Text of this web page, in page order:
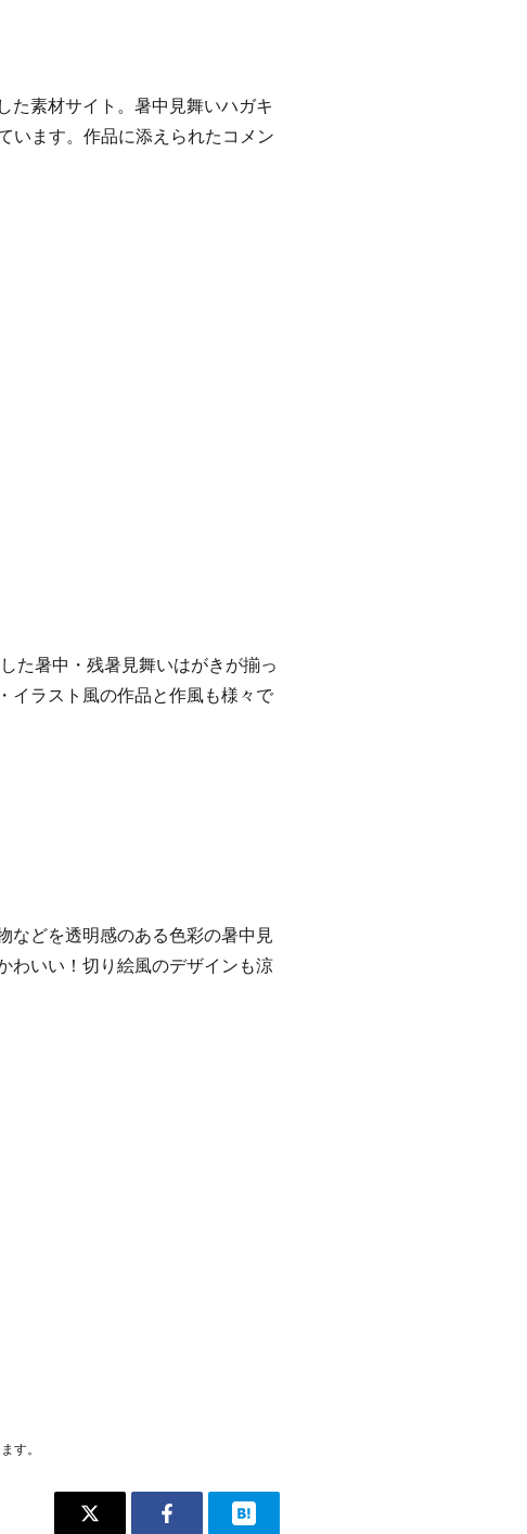
た素材サイト。暑中見舞いハガキ
います。作品に添えられたコメン
た暑中・残暑見舞いはがきが揃っ
イラスト風の作品と作風も様々で
などを透明感のある色彩の暑中見
わいい！切り絵風のデザインも涼
す。